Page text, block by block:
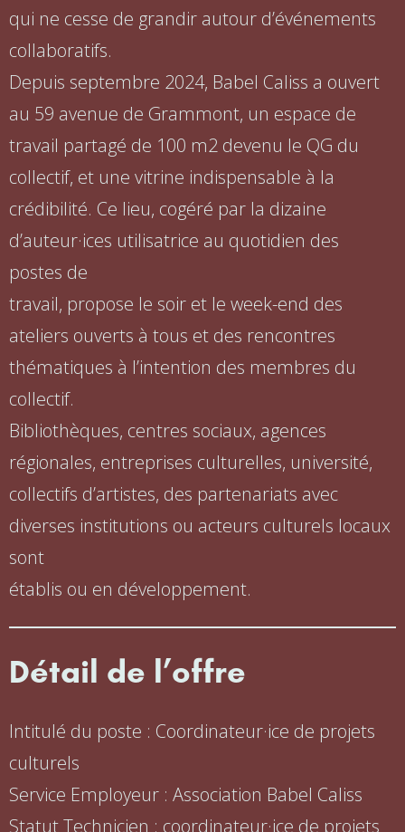
qui ne cesse de grandir autour d’événements
collaboratifs.
Depuis septembre 2024, Babel Caliss a ouvert
au 59 avenue de Grammont, un espace de
travail partagé de 100 m2 devenu le QG du
collectif, et une vitrine indispensable à la
crédibilité. Ce lieu, cogéré par la dizaine
d’auteur·ices utilisatrice au quotidien des
postes de
travail, propose le soir et le week-end des
ateliers ouverts à tous et des rencontres
thématiques à l’intention des membres du
collectif.
Bibliothèques, centres sociaux, agences
régionales, entreprises culturelles, université,
collectifs d’artistes, des partenariats avec
diverses institutions ou acteurs culturels locaux
sont
établis ou en développement.
Détail de l’offre
Intitulé du poste : Coordinateur·ice de projets
culturels
Service Employeur : Association Babel Caliss
Statut Technicien : coordinateur·ice de projets